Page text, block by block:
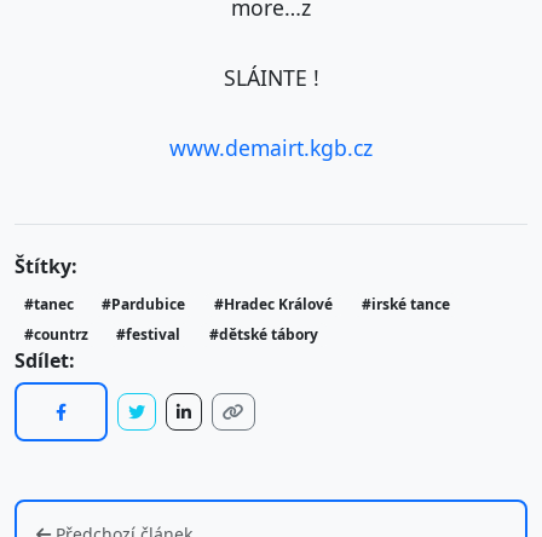
more…z
SLÁINTE !
www.demairt.kgb.cz
Štítky:
#tanec #Pardubice #Hradec Králové
#irské tance
#countrz
#festival #dětské tábory
Sdílet: